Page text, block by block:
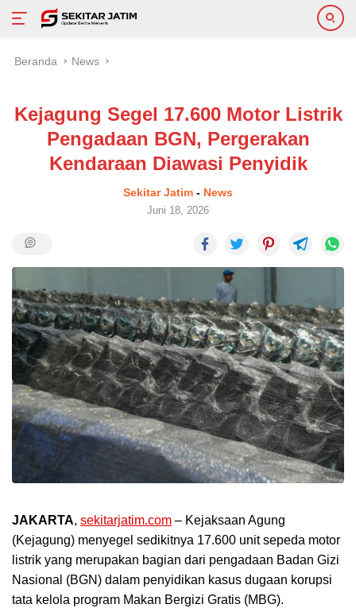
Beranda News
Kejagung Segel 17.600 Motor Listrik
Pengadaan BGN, Pergerakan
Kendaraan Diawasi Penyidik
Sekitar Jatim - News
Juni 18, 2026
JAKARTA, sekitarjatim.com – Kejaksaan Agung
(Kejagung) menyegel sedikitnya 17.600 unit sepeda motor
listrik yang merupakan bagian dari pengadaan Badan Gizi
Nasional (BGN) dalam penyidikan kasus dugaan korupsi
tata kelola program Makan Bergizi Gratis (MBG).